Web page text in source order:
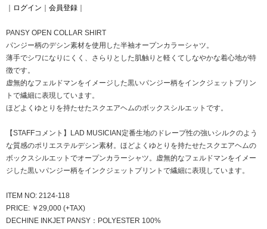
｜ ログイン ｜ 会員登録 ｜
PANSY OPEN COLLAR SHIRT
パンジー柄のデシン素材を使用した半袖オープンカラーシャツ。
薄手でシワになりにくく、さらりとした肌触りと軽くてしなやかな着心地が特
徴です。
虚無的なフェルドマンをイメージした黒いパンジー柄をインクジェットプリン
トで繊細に表現しています。
ほどよくゆとりを持たせたスクエアヘムのボックスシルエットです。
【STAFFコメント】LAD MUSICIAN定番生地のドレープ性の強いシルクのよう
な質感のポリエステルデシン素材。ほどよくゆとりを持たせたスクエアヘムの
ボックスシルエットでオープンカラーシャツ。虚無的なフェルドマンをイメー
ジした黒いパンジー柄をインクジェットプリントで繊細に表現しています。
ITEM NO: 2124-118
PRICE: ￥29,000 (+TAX)
DECHINE INKJET PANSY：POLYESTER 100%